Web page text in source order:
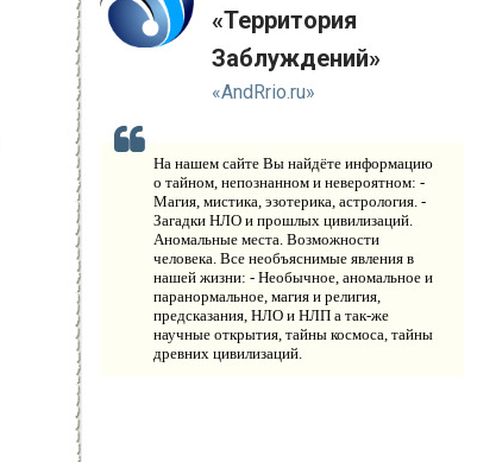
КЛОНИРОВАНИЕ
ОВЫЕ ТЕХНОЛОГИИ
П
ЛАНЕТА ЗЕМЛЯ
ИДЕО НОВОСТИ
СТОРИЯ ОБО ВСЕМ НА СВЕТЕ
КОМПАНИИ
«Территория
Заблуждений»
«AndRrio.ru»
На нашем сайте Вы найдёте информацию
о тайном, непознанном и невероятном: -
Магия, мистика, эзотерика, астрология. -
Загадки НЛО и прошлых цивилизаций.
Аномальные места. Возможности
человека. Все необъяснимые явления в
нашей жизни: - Необычное, аномальное и
паранормальное, магия и религия,
предсказания, НЛО и НЛП а так-же
научные открытия, тайны космоса, тайны
древних цивилизаций.